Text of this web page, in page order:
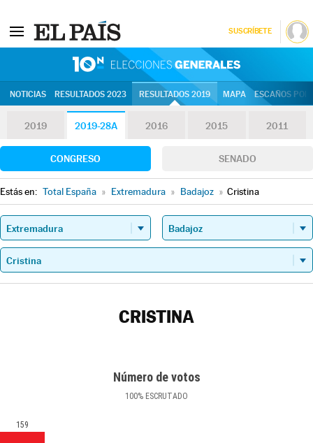
SUSCRÍBETE
NOTICIAS RESULTADOS 2023 RESULTADOS 2019 MAPA ESCAÑOS
2019 2019-28A 2016 2015 2011
CONGRESO SENADO
Estás en: Total España » Extremadura » Badajoz » Cristina
CRISTINA
Número de votos
100% ESCRUTADO
159